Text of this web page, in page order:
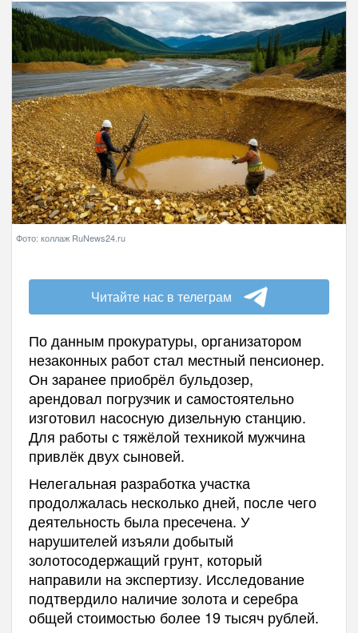
Фото: коллаж RuNews24.ru
Читайте нас в телеграм
По данным прокуратуры, организатором
незаконных работ стал местный пенсионер.
Он заранее приобрёл бульдозер,
арендовал погрузчик и самостоятельно
изготовил насосную дизельную станцию.
Для работы с тяжёлой техникой мужчина
привлёк двух сыновей.
Нелегальная разработка участка
продолжалась несколько дней, после чего
деятельность была пресечена. У
нарушителей изъяли добытый
золотосодержащий грунт, который
направили на экспертизу. Исследование
подтвердило наличие золота и серебра
общей стоимостью более 19 тысяч рублей.